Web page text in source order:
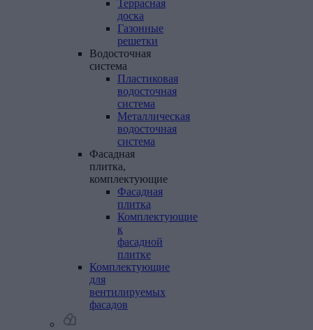
Террасная
доска
Газонные
решетки
Водосточная
система
Пластиковая
водосточная
система
Металлическая
водосточная
система
Фасадная
плитка,
комплектующие
Фасадная
плитка
Комплектующие
к
фасадной
плитке
Комплектующие
для
вентилируемых
фасадов